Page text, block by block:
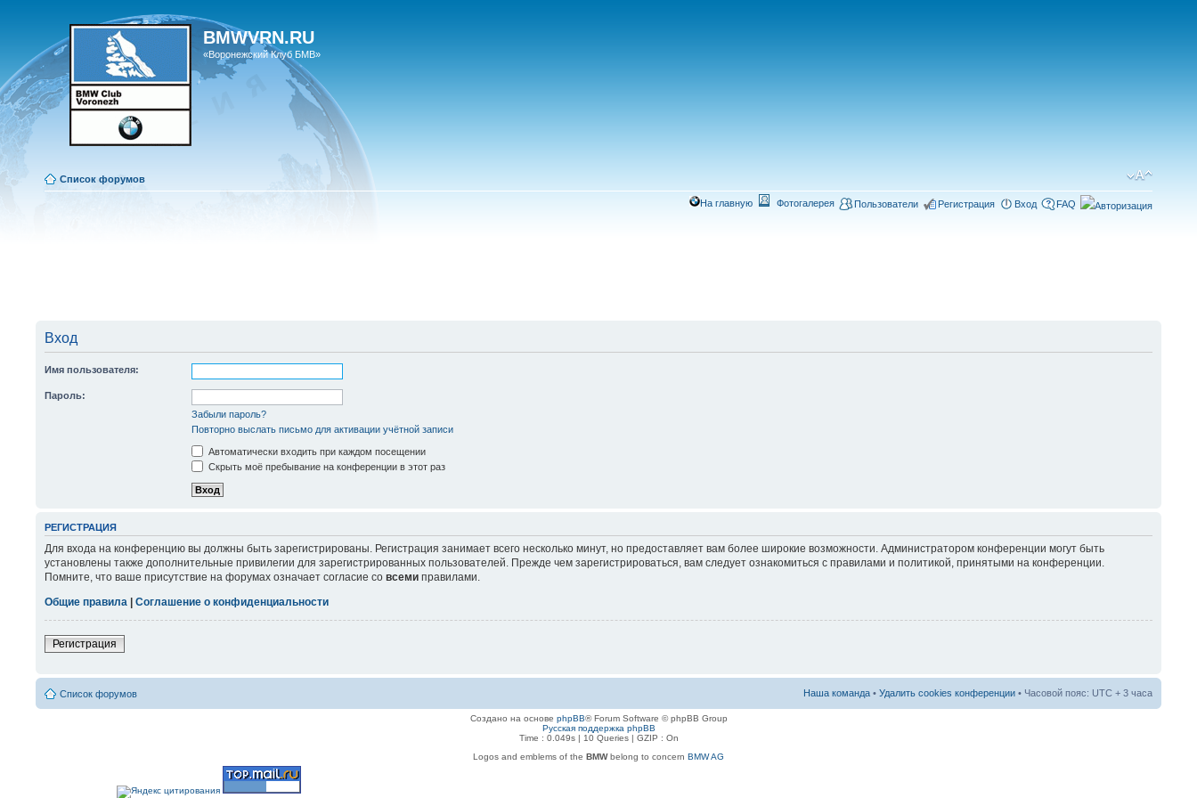
BMWVRN.RU
«Воронежский Клуб БМВ»
Список форумов
На главную Фотогалерея Пользователи Регистрация Вход FAQ
Вход
Имя пользователя:
Пароль:
Забыли пароль?
Повторно выслать письмо для активации учётной записи
Автоматически входить при каждом посещении
Скрыть моё пребывание на конференции в этот раз
РЕГИСТРАЦИЯ
Для входа на конференцию вы должны быть зарегистрированы. Регистрация занимает всего несколько минут, но предоставляет вам более широкие возможности. Администратором конференции могут быть
установлены также дополнительные привилегии для зарегистрированных пользователей. Прежде чем зарегистрироваться, вам следует ознакомиться с правилами и политикой, принятыми на конференции.
Помните, что ваше присутствие на форумах означает согласие со всеми правилами.
Общие правила | Соглашение о конфиденциальности
Регистрация
Список форумов Наша команда • Удалить cookies конференции • Часовой пояс: UTC + 3 часа
Создано на основе phpBB® Forum Software © phpBB Group
Русская поддержка phpBB
Time : 0.049s | 10 Queries | GZIP : On
Logos and emblems of the BMWbelong to concern BMW AG